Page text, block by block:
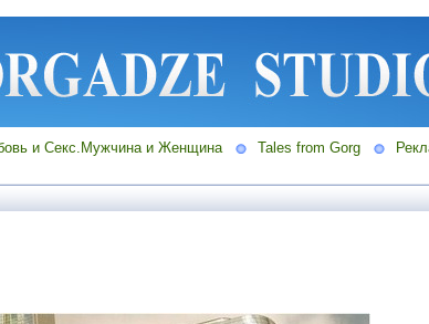
и Секс.Мужчина и Женщина Tales from Gorg